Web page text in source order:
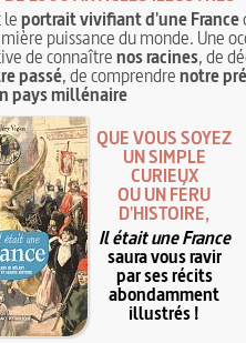
leportrait vivifiant d'une France
puissance du monde. Une
de connaîtrenos racines, de
passé, de comprendrenotre
pays millénaire
QUE VOUS SOYEZ
UN SIMPLE
CURIEUX
OU UN FÉRU
D'HISTOIRE,
Il était une France
saura vous ravir
par ses récits
abondamment
illustrés !